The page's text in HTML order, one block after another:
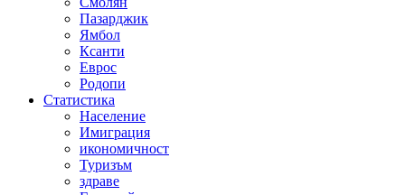
Пазарджик
Ямбол
Ксанти
Еврос
Родопи
Статистика
Население
Имиграция
икономичност
Туризъм
здраве